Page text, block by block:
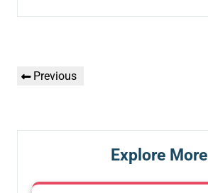
նավարկումը
Previous
Previous
Explore More